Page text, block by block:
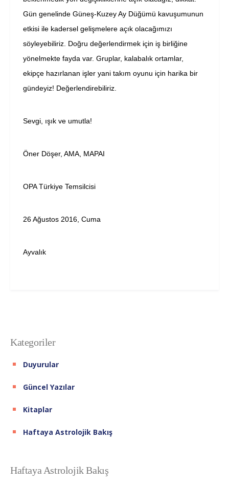
Gün genelinde Güneş-Kuzey Ay Düğümü kavuşumunun
etkisi ile kadersel gelişmelere açık olacağımızı
söyleyebiliriz. Doğru değerlendirmek için iş birliğine
yönelmekte fayda var. Gruplar, kalabalık ortamlar,
ekipçe hazırlanan işler yani takım oyunu için harika bir
gündeyiz! Değerlendirebiliriz.
Sevgi, ışık ve umutla!
Öner Döşer, AMA, MAPAI
OPA Türkiye Temsilcisi
26 Ağustos 2016, Cuma
Ayvalık
Kategoriler
Duyurular
Güncel Yazılar
Kitaplar
Haftaya Astrolojik Bakış
Haftaya Astrolojik Bakış